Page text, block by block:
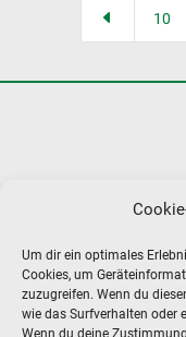
Um dir ein optimales
Cookies, um
zuzugreifen. Wenn du
wie das Surfverhalten oder
Wenn du deine
D 10
22301